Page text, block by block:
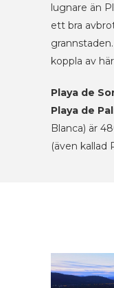
lugnare än
ett bra
koppla av
Playa de
Playa de
Blanca) är
(även kallad